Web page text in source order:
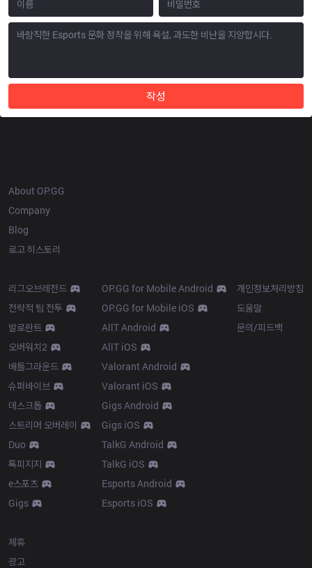
작성
About OP.GG
Company
Blog
로고 히스토리
리그오브레전드
전략적 팀 전투
발로란트
오버워치2
배틀그라운드
슈퍼바이브
데스크톱
스트리머 오버레이
Duo
톡피지지
e스포츠
Gigs
OP.GG for Mobile Android
OP.GG for Mobile iOS
AllT Android
AllT iOS
Valorant Android
Valorant iOS
Gigs Android
Gigs iOS
TalkG Android
TalkG iOS
Esports Android
Esports iOS
개인정보처리방침
도움말
문의/피드백
제휴
광고